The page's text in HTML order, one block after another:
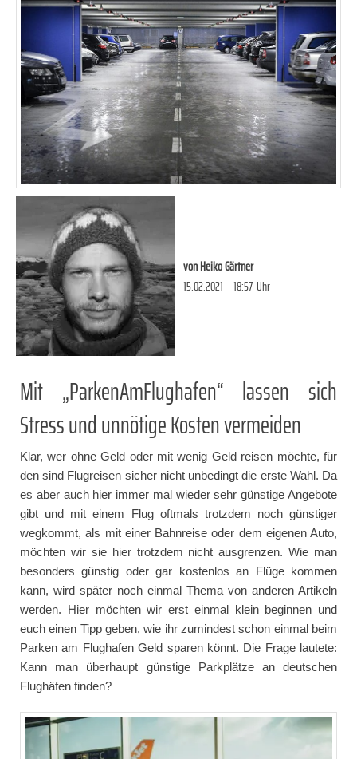
vonHeiko Gärtner
15.02.2021 18:57 Uhr
Mit „ParkenAmFlughafen“ lassen sich
Stress und unnötige Kosten vermeiden
Klar, wer ohne Geld oder mit wenig Geld reisen möchte, für
den sind Flugreisen sicher nicht unbedingt die erste Wahl. Da
es aber auch hier immer mal wieder sehr günstige Angebote
gibt und mit einem Flug oftmals trotzdem noch günstiger
wegkommt, als mit einer Bahnreise oder dem eigenen Auto,
möchten wir sie hier trotzdem nicht ausgrenzen. Wie man
besonders günstig oder gar kostenlos an Flüge kommen
kann, wird später noch einmal Thema von anderen Artikeln
werden. Hier möchten wir erst einmal klein beginnen und
euch einen Tipp geben, wie ihr zumindest schon einmal beim
Parken am Flughafen Geld sparen könnt. Die Frage lautete:
Kann man überhaupt günstige Parkplätze an deutschen
Flughäfen finden?